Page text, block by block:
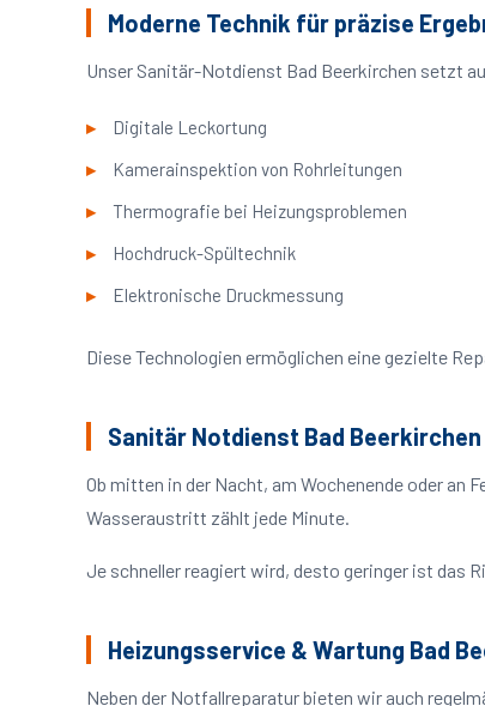
Moderne Technik für präzise
Unser Sanitär-Notdienst Bad Beerkirchen setzt
Digitale Leckortung
Kamerainspektion von Rohrleitungen
Thermografie bei Heizungsproblemen
Hochdruck-Spültechnik
Elektronische Druckmessung
Diese Technologien ermöglichen eine gezielte
Sanitär Notdienst Bad
Ob mitten in der Nacht, am Wochenende oder an
Wasseraustritt zählt jede Minute.
Je schneller reagiert wird, desto geringer ist das
Heizungsservice & Wartung Bad
Neben der Notfallreparatur bieten wir auch